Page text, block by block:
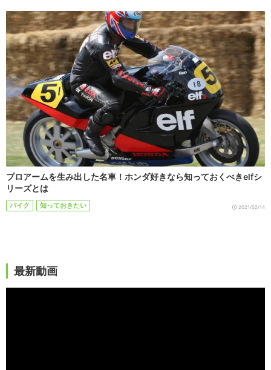
プロアームを生み出した名車！ホンダ好きなら知っておくべきelfシ
リーズとは
バイク 知っておきたい 2021/02/14
最新動画